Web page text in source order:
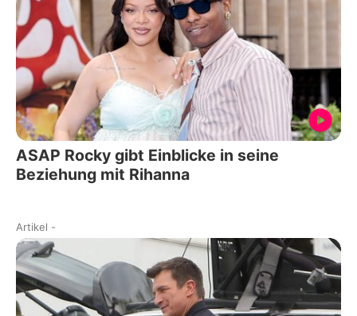
ASAP Rocky gibt Einblicke in seine
Beziehung mit Rihanna
Artikel -